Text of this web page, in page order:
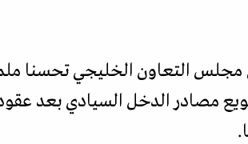
التعاون الخليجي تحسنا
مصادر الدخل السيادي بعد عقود